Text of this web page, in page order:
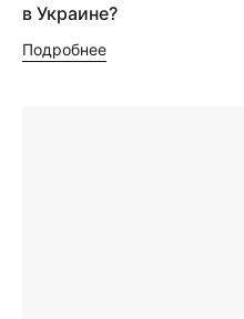
в Украине?
Подробнее